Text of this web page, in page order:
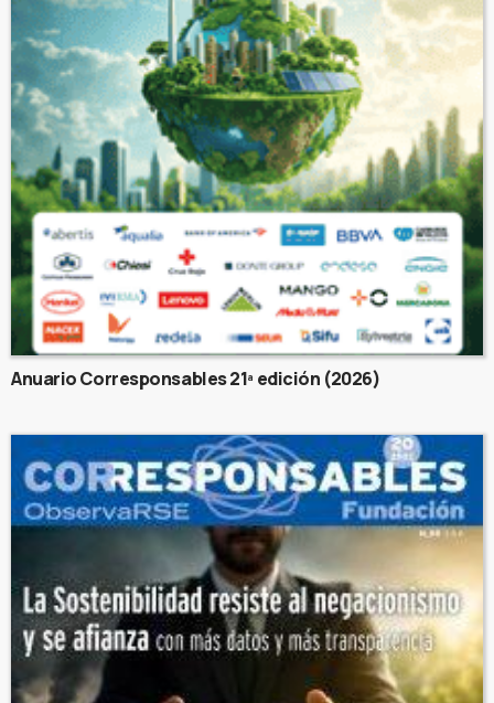
Anuario Corresponsables 21ª edición (2026)